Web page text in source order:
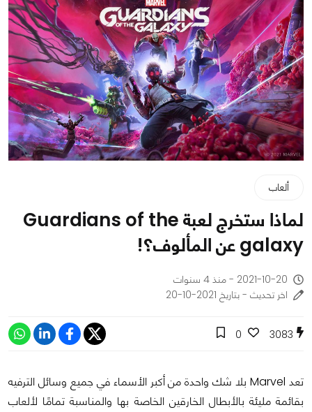
ألعاب
لماذا ستخرج لعبة Guardians of the
galaxy عن المألوف؟!
2021-10-20 - منذ 4 سنوات
اخر تحديث - بتاريخ 2021-10-20
3083
0
تعد Marvel بلا شك واحدة من أكبر الأسماء في جميع وسائل الترفيه
بقائمة مليئة بالأبطال الخارقين الخاصة بها والمناسبة تمامًا لألعاب